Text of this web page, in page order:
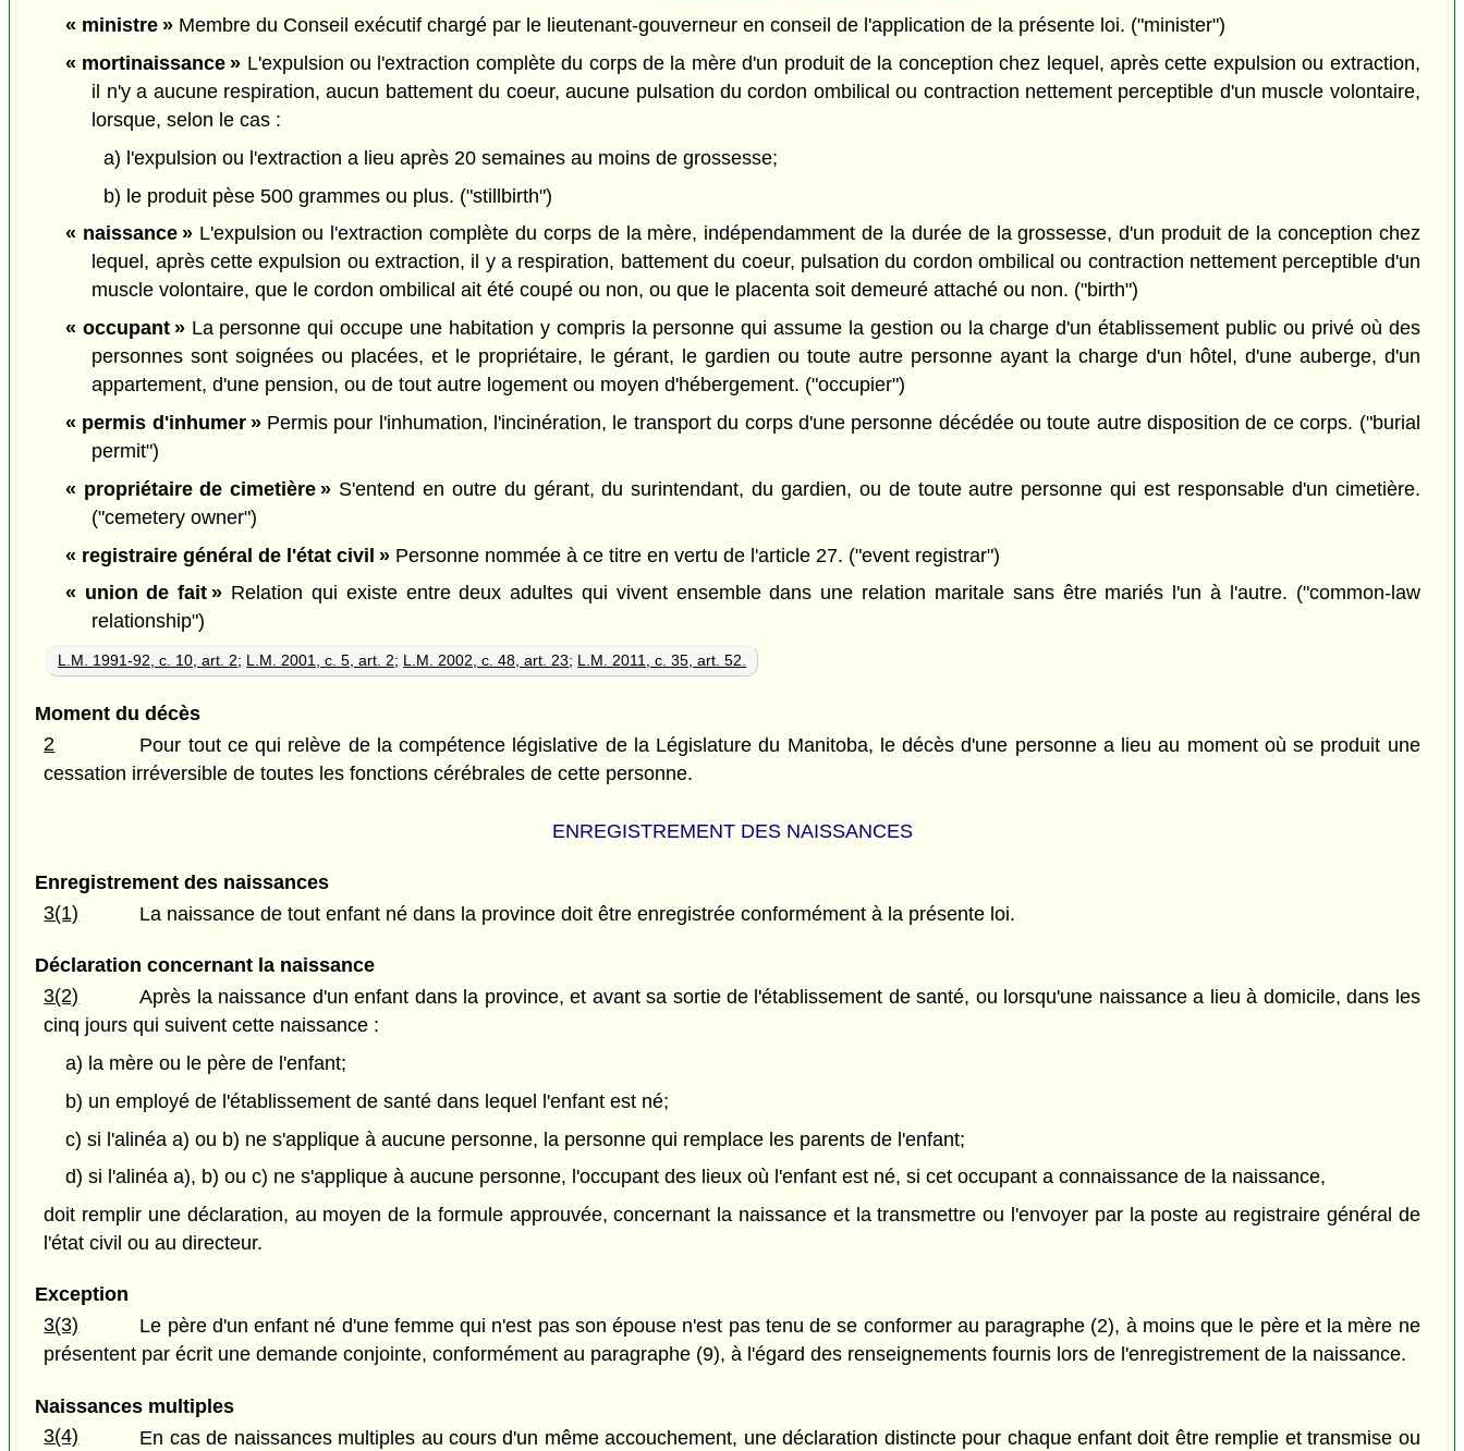
« ministre »Membre du Conseil exécutif chargé par le lieutenant-gouverneur en conseil de l'application de la présente loi. ("minister")
« mortinaissance » L'expulsion ou l'extraction complète du corps de la mère d'un produit de la conception chez lequel, après cette expulsion ou extraction,
il n'y a aucune respiration, aucun battement du coeur, aucune pulsation du cordon ombilical ou contraction nettement perceptible d'un muscle volontaire,
lorsque, selon le cas :
a) l'expulsion ou l'extraction a lieu après 20 semaines au moins de grossesse;
b) le produit pèse 500 grammes ou plus. ("stillbirth")
« naissance »L'expulsion ou l'extraction complète du corps de la mère, indépendamment de la durée de la grossesse, d'un produit de la conception chez
lequel, après cette expulsion ou extraction, il y a respiration, battement du coeur, pulsation du cordon ombilical ou contraction nettement perceptible d'un
muscle volontaire, que le cordon ombilical ait été coupé ou non, ou que le placenta soit demeuré attaché ou non. ("birth")
« occupant »La personne qui occupe une habitation y compris la personne qui assume la gestion ou la charge d'un établissement public ou privé où des
personnes sont soignées ou placées, et le propriétaire, le gérant, le gardien ou toute autre personne ayant la charge d'un hôtel, d'une auberge, d'un
appartement, d'une pension, ou de tout autre logement ou moyen d'hébergement. ("occupier")
« permis d'inhumer »Permis pour l'inhumation, l'incinération, le transport du corps d'une personne décédée ou toute autre disposition de ce corps. ("burial
permit")
« propriétaire de cimetière » S'entend en outre du gérant, du surintendant, du gardien, ou de toute autre personne qui est responsable d'un cimetière.
("cemetery owner")
« registraire général de l'état civil »Personne nommée à ce titre en vertu de l'article 27. ("event registrar")
« union de fait » Relation qui existe entre deux adultes qui vivent ensemble dans une relation maritale sans être mariés l'un à l'autre. ("common-law
relationship")
L.M. 1991-92, c. 10, art. 2; L.M. 2001, c. 5, art. 2; L.M. 2002, c. 48, art. 23; L.M. 2011, c. 35, art. 52.
Moment du décès
2
Pour tout ce qui relève de la compétence législative de la Législature du Manitoba, le décès d'une personne a lieu au moment où se produit une
cessation irréversible de toutes les fonctions cérébrales de cette personne.
ENREGISTREMENT DES NAISSANCES
Enregistrement des naissances
3(1)
La naissance de tout enfant né dans la province doit être enregistrée conformément à la présente loi.
Déclaration concernant la naissance
3(2)
Après la naissance d'un enfant dans la province, et avant sa sortie de l'établissement de santé, ou lorsqu'une naissance a lieu à domicile, dans les
cinq jours qui suivent cette naissance :
a) la mère ou le père de l'enfant;
b) un employé de l'établissement de santé dans lequel l'enfant est né;
c) si l'alinéa a) ou b) ne s'applique à aucune personne, la personne qui remplace les parents de l'enfant;
d) si l'alinéa a), b) ou c) ne s'applique à aucune personne, l'occupant des lieux où l'enfant est né, si cet occupant a connaissance de la naissance,
doit remplir une déclaration, au moyen de la formule approuvée, concernant la naissance et la transmettre ou l'envoyer par la poste au registraire général de
l'état civil ou au directeur.
Exception
3(3)
Le père d'un enfant né d'une femme qui n'est pas son épouse n'est pas tenu de se conformer au paragraphe (2), à moins que le père et la mère ne
présentent par écrit une demande conjointe, conformément au paragraphe (9), à l'égard des renseignements fournis lors de l'enregistrement de la naissance.
Naissances multiples
3(4)
En cas de naissances multiples au cours d'un même accouchement, une déclaration distincte pour chaque enfant doit être remplie et transmise ou